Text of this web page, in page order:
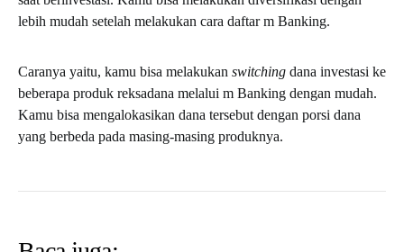
lebih mudah setelah melakukan cara daftar m Banking.
Caranya yaitu, kamu bisa melakukan switching dana investasi ke
beberapa produk reksadana melalui m Banking dengan mudah.
Kamu bisa mengalokasikan dana tersebut dengan porsi dana
yang berbeda pada masing-masing produknya.